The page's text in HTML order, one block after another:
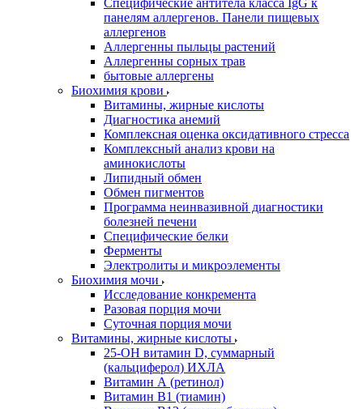
Специфические антитела класса IgG к
панелям аллергенов. Панели пищевых
аллергенов
Аллергенны пыльцы растений
Аллергенны сорных трав
бытовые аллергены
Биохимия крови
Витамины, жирные кислоты
Диагностика анемий
Комплексная оценка оксидативного стресса
Комплексный анализ крови на
аминокислоты
Липидный обмен
Обмен пигментов
Программа неинвазивной диагностики
болезней печени
Специфические белки
Ферменты
Электролиты и микроэлементы
Биохимия мочи
Исследование конкремента
Разовая порция мочи
Суточная порция мочи
Витамины, жирные кислоты
25-OH витамин D, суммарный
(кальциферол) ИХЛА
Витамин А (ретинол)
Витамин В1 (тиамин)